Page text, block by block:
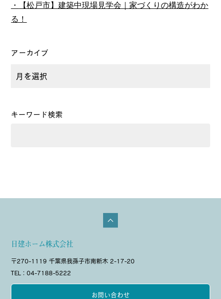
【松戸市】建築中現場見学会｜家づくりの構造がわか
る！
アーカイブ
キーワード検索
日建ホーム株式会社
〒270-1119 千葉県我孫子市南新木 2-17-20
TEL：04-7188-5222
お問い合わせ